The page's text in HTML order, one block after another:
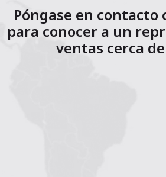
Póngase en contacto
para conocer a un
ventas cerca